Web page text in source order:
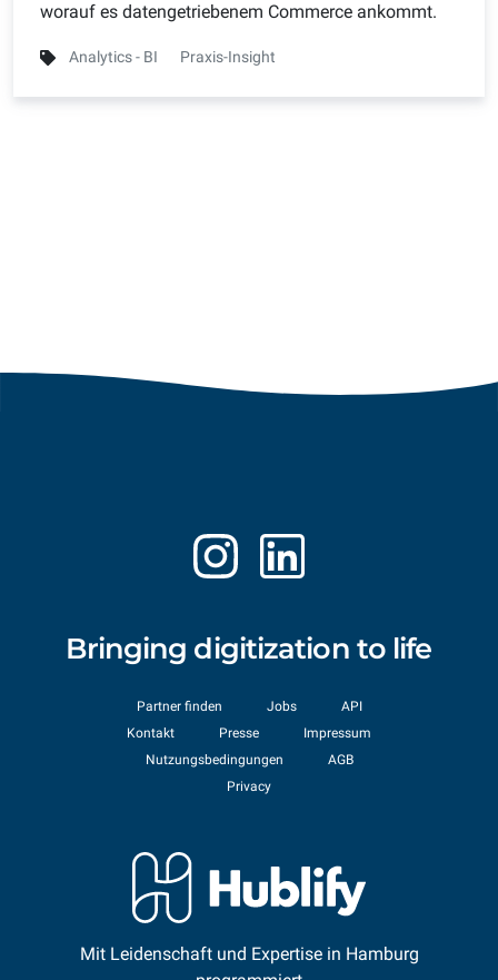
worauf es datengetriebenem Commerce ankommt.
Analytics - BI Praxis-Insight
Bringing digitization to life
Partner finden Jobs
API
Kontakt
Presse
Impressum
Nutzungsbedingungen
AGB
Privacy
Mit Leidenschaft und Expertise in Hamburg